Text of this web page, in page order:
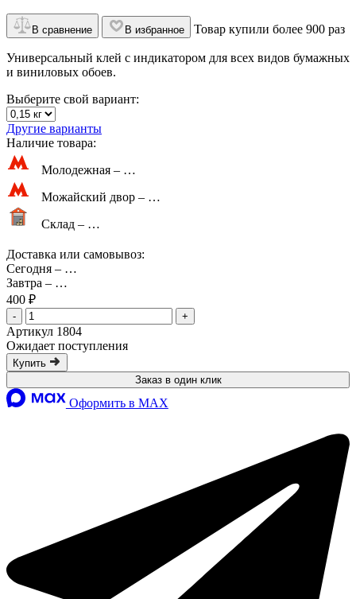
В сравнение В избранное Товар купили более 900 раз
Универсальный клей с индикатором для всех видов бумажных
и виниловых обоев.
Выберите свой вариант:
Другие варианты
Наличие товара:
Молодежная – …
Можайский двор – …
Склад – …
Доставка или самовывоз:
Сегодня – …
Завтра – …
400 ₽
- +
Артикул 1804
Ожидает поступления
Купить
Заказ в один клик
Оформить в MAX